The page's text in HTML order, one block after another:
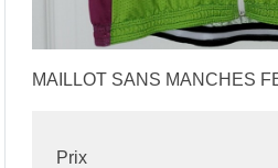
MAILLOT SANS MANCHES
Prix